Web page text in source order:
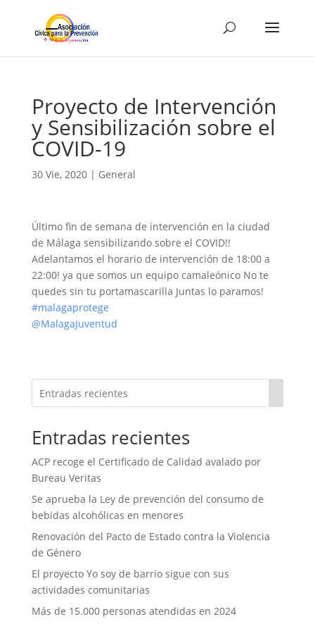
Proyecto de Intervención
y Sensibilización sobre el
COVID-19
30 Vie, 2020| General
Último fin de semana de intervención en la ciudad
de Málaga sensibilizando sobre el COVID!!
Adelantamos el horario de intervención de 18:00 a
22:00! ya que somos un equipo camaleónico No te
quedes sin tu portamascarilla Juntas lo paramos!
#malagaprotege
@MalagaJuventud
Entradas recientes
ACP recoge el Certificado de Calidad avalado por
Bureau Veritas
Se aprueba la Ley de prevención del consumo de
bebidas alcohólicas en menores
Renovación del Pacto de Estado contra la Violencia
de Género
El proyecto Yo soy de barrio sigue con sus
actividades comunitarias
Más de 15.000 personas atendidas en 2024